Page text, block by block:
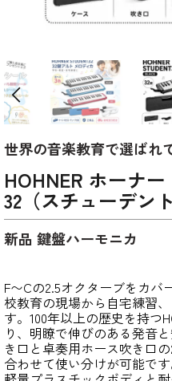
世界の音楽教育で選ばれ
HOHNER ホーナ
32（スチューデント
新品 鍵盤ハーモニカ
F〜Cの2.5オクターブをカバ
校教育の現場から自宅練習
す。100年以上の歴史を持つ
り、明瞭で伸びのある発音
き口と卓奏用ホース吹き口
合わせて使い分けが可能です